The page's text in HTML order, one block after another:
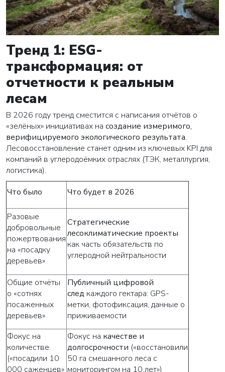
Тренд 1: ESG-
трансформация: от
отчетности к реальным
лесам
В 2026 году тренд сместится с написания отчётов о
«зелёных» инициативах на создание измеримого,
верифицируемого экологического результата.
Лесовосстановление станет одним из ключевых KPI для
компаний в углеродоёмких отраслях (ТЭК, металлургия,
логистика).
Что было
Что будет в 2026
Разовые
добровольные
пожертвования
на «посадку
деревьев»
Стратегические
лесоклиматические проекты
как часть обязательств по
углеродной нейтральности
Общие отчёты
о «сотнях
посаженных
деревьев»
Публичный цифровой
след каждого гектара: GPS-
метки, фотофиксация, данные о
приживаемости
Фокус на
количестве
(«посадили 10
000 саженцев»
Фокус на качестве и
долгосрочности («восстановили
50 га смешанного леса с
мониторингом на 10 лет»)